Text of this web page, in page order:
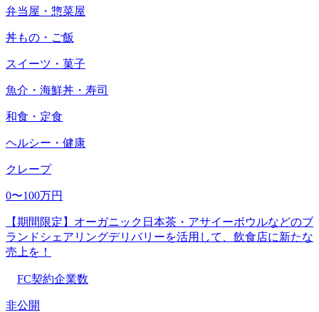
弁当屋・惣菜屋
丼もの・ご飯
スイーツ・菓子
魚介・海鮮丼・寿司
和食・定食
ヘルシー・健康
クレープ
0〜100万円
【期間限定】オーガニック日本茶・アサイーボウルなどのブ
ランドシェアリングデリバリーを活用して、飲食店に新たな
売上を！
FC契約企業数
非公開